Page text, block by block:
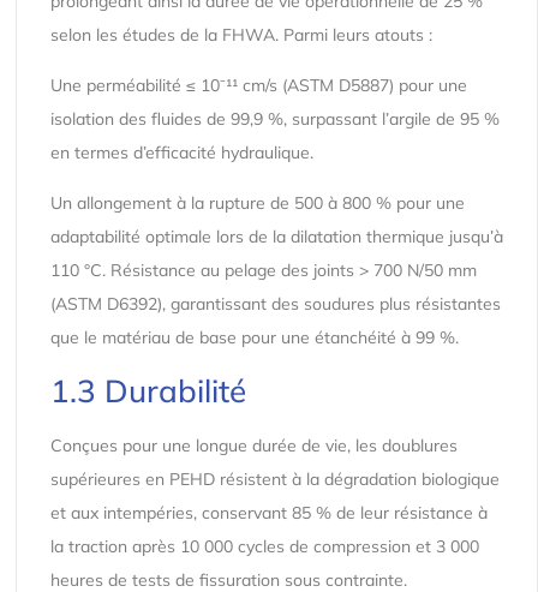
selon les études de la FHWA. Parmi leurs atouts :
Une perméabilité ≤ 10⁻¹¹ cm/s (ASTM D5887) pour une
isolation des fluides de 99,9 %, surpassant l’argile de 95 %
en termes d’efficacité hydraulique.
Un allongement à la rupture de 500 à 800 % pour une
adaptabilité optimale lors de la dilatation thermique jusqu’à
110 °C. Résistance au pelage des joints > 700 N/50 mm
(ASTM D6392), garantissant des soudures plus résistantes
que le matériau de base pour une étanchéité à 99 %.
1.3 Durabilité
Conçues pour une longue durée de vie, les doublures
supérieures en PEHD résistent à la dégradation biologique
et aux intempéries, conservant 85 % de leur résistance à
la traction après 10 000 cycles de compression et 3 000
heures de tests de fissuration sous contrainte.